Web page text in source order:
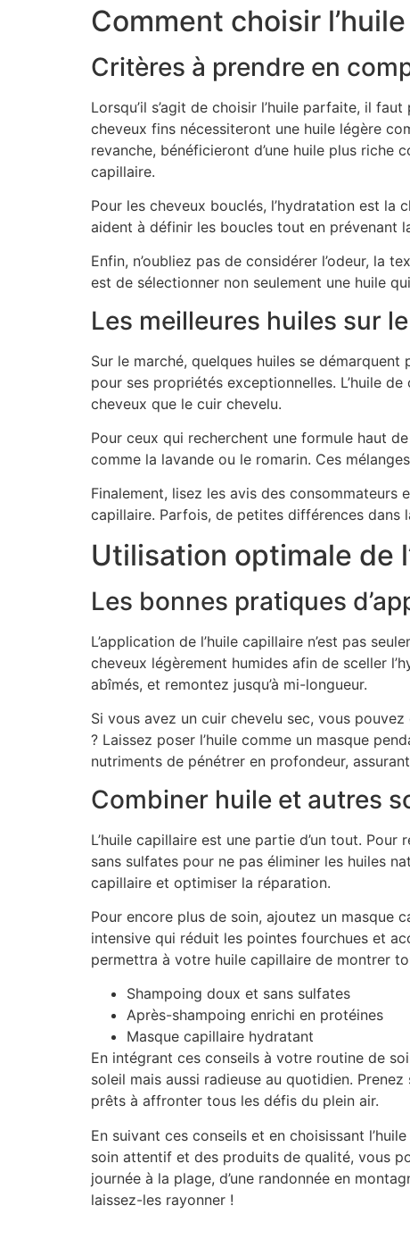
Comment choisir
Critères à prendre en
Lorsqu’il s’agit de choisir l’huile parfaite, il
cheveux fins nécessiteront une huile légère
revanche, bénéficieront d’une huile plus riche
capillaire.
Pour les cheveux bouclés, l’hydratation est la
aident à définir les boucles tout en prévenant
Enfin, n’oubliez pas de considérer l’odeur, la
est de sélectionner non seulement une huile
Les meilleures huiles sur
Sur le marché, quelques huiles se
pour ses propriétés exceptionnelles. L’huile
cheveux que le cuir chevelu.
Pour ceux qui recherchent une formule haut
comme la lavande ou le romarin. Ces
Finalement, lisez les avis des
capillaire. Parfois, de petites différences dans
Utilisation optimale de
Les bonnes pratiques
L’application de l’huile capillaire n’est pas
cheveux légèrement humides afin de sceller
abîmés, et remontez jusqu’à mi-longueur.
Si vous avez un cuir chevelu sec, vous
? Laissez poser l’huile comme un masque
nutriments de pénétrer en profondeur,
Combiner huile et autres
L’huile capillaire est une partie d’un tout.
sans sulfates pour ne pas éliminer les huiles
capillaire et optimiser la réparation.
Pour encore plus de soin, ajoutez un masque
intensive qui réduit les pointes fourchues et
permettra à votre huile capillaire de montrer
Shampoing doux et sans sulfates
Après-shampoing enrichi en protéines
Masque capillaire hydratant
En intégrant ces conseils à votre routine de
soleil mais aussi radieuse au quotidien.
prêts à affronter tous les défis du plein air.
En suivant ces conseils et en choisissant
soin attentif et des produits de qualité, vous
journée à la plage, d’une randonnée en
laissez-les rayonner !